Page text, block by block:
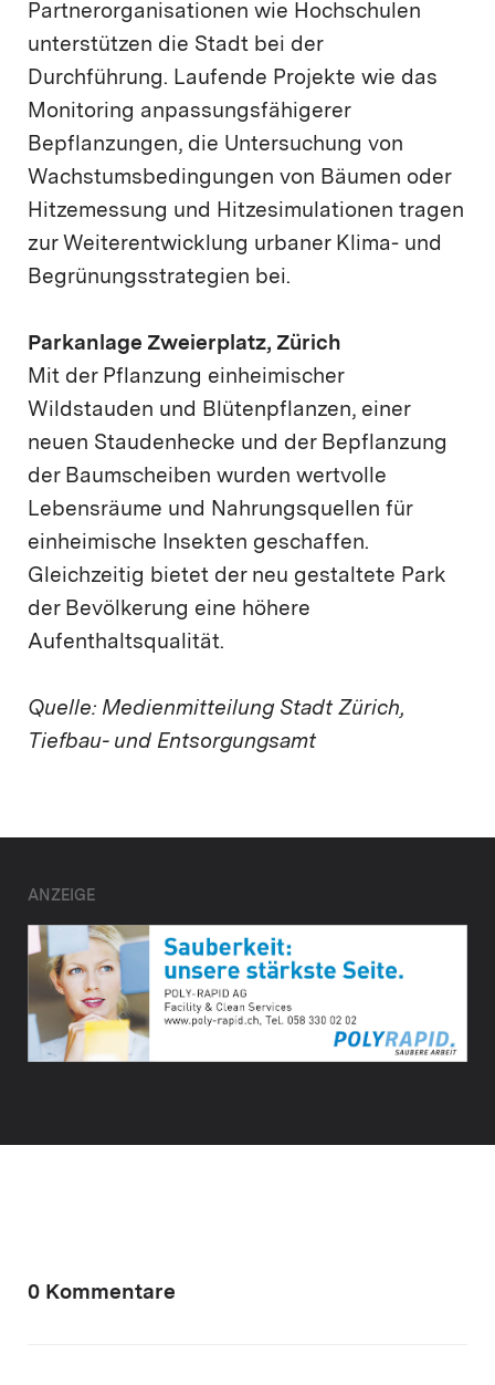
Partnerorganisationen wie Hochschulen
unterstützen die Stadt bei der
Durchführung. Laufende Projekte wie das
Monitoring anpassungsfähigerer
Bepflanzungen, die Untersuchung von
Wachstumsbedingungen von Bäumen oder
Hitzemessung und Hitzesimulationen tragen
zur Weiterentwicklung urbaner Klima- und
Begrünungsstrategien bei.
Parkanlage Zweierplatz, Zürich
Mit der Pflanzung einheimischer
Wildstauden und Blütenpflanzen, einer
neuen Staudenhecke und der Bepflanzung
der Baumscheiben wurden wertvolle
Lebensräume und Nahrungsquellen für
einheimische Insekten geschaffen.
Gleichzeitig bietet der neu gestaltete Park
der Bevölkerung eine höhere
Aufenthaltsqualität.
Quelle: Medienmitteilung Stadt Zürich,
Tiefbau- und Entsorgungsamt
ANZEIGE
0 Kommentare